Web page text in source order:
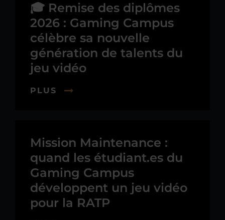
🎓 Remise des diplômes
2026 : Gaming Campus
célèbre sa nouvelle
génération de talents du
jeu vidéo
PLUS
Mission Maintenance :
quand les étudiant.es du
Gaming Campus
développent un jeu vidéo
pour la RATP